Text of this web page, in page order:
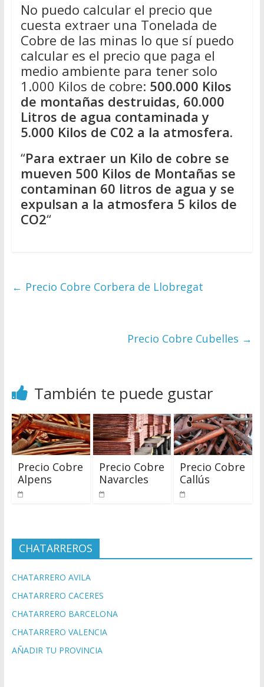
No puedo calcular el precio que
cuesta extraer una Tonelada de
Cobre de las minas lo que sí puedo
calcular es el precio que paga el
medio ambiente para tener solo
1.000 Kilos de cobre: 500.000 Kilos
de montañas destruidas, 60.000
Litros de agua contaminada y
5.000 Kilos de C02 a la atmosfera.
“Para extraer un Kilo de cobre se
mueven 500 Kilos de Montañas se
contaminan 60 litros de agua y se
expulsan a la atmosfera 5 kilos de
CO2“
← Precio Cobre Corbera de Llobregat
Precio Cobre Cubelles →
También te puede gustar
Precio Cobre
Alpens
Precio Cobre
Navarcles
Precio Cobre
Callús
CHATARREROS
CHATARRERO AVILA
CHATARRERO CACERES
CHATARRERO BARCELONA
CHATARRERO VALENCIA
AÑADIR TU PROVINCIA